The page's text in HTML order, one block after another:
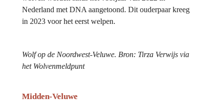
Nederland met DNA aangetoond. Dit ouderpaar kreeg
in 2023 voor het eerst welpen.
Wolf op de Noordwest-Veluwe. Bron: Tirza Verwijs via
het Wolvenmeldpunt
Midden-Veluwe